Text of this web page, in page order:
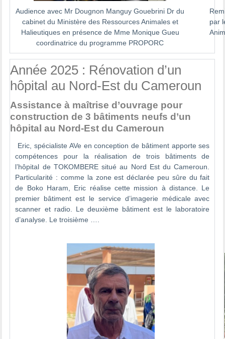
Audience avec Mr Dougnon Manguy Gouebrini Dr du
cabinet du Ministère des Ressources Animales et
Halieutiques en présence de Mme Monique Gueu
coordinatrice du programme PROPORC
par
Année 2025 : Rénovation d’un
hôpital au Nord-Est du Cameroun
Assistance à maîtrise d’ouvrage pour
construction de 3 bâtiments neufs d’un
hôpital au Nord-Est du Cameroun
Eric, spécialiste AVe en conception de bâtiment apporte ses
compétences pour la réalisation de trois bâtiments de
l’hôpital de TOKOMBERE situé au Nord Est du Cameroun.
Particularité : comme la zone est déclarée peu sûre du fait
de Boko Haram, Eric réalise cette mission à distance. Le
premier bâtiment est le service d’imagerie médicale avec
scanner et radio. Le deuxième bâtiment est le laboratoire
d’analyse. Le troisième ….